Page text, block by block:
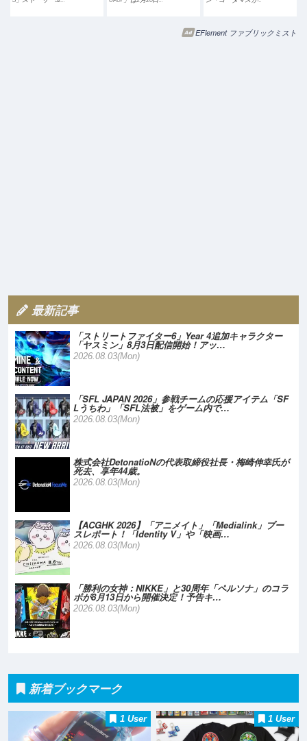
EFlement ファブリックミスト
最新記事
「ストリートファイター6」Year 4追加キャラクター
「ヤスミン」8月3日配信開始！アッ…
2026.08.03(Mon)
「SFL JAPAN 2026」参戦チームの応援アイテム「SF
Lうちわ」「SFL法被」をゲーム内で…
2026.08.03(Mon)
株式会社DetonatioNの代表取締役社長・梅崎伸幸氏が
死去、享年44歳。
2026.08.03(Mon)
【ACGHK 2026】「アニメイト」「Medialink」ブー
スレポート！「Identity V」や「映画…
2026.08.03(Mon)
「勝利の女神：NIKKE」と30周年「ペルソナ」のコラ
ボが8月13日から開催決定！予告キ…
2026.08.03(Mon)
新着ブックマーク
1 User 1 User